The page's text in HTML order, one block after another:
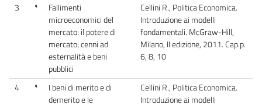
3
*
Fallimenti
microeconomici del
mercato: il potere di
mercato; cenni ad
esternalità e beni
pubblici
Cellini R., Politica Economica.
Introduzione ai modelli
fondamentali. McGraw-Hill,
Milano, II edizione, 2011. Cap.p.
6, 8, 10
4 *
I beni di merito e di
demerito e le
Cellini R., Politica Economica.
Introduzione ai modelli